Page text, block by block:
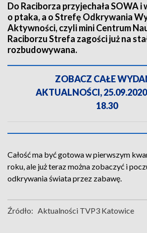
Do Raciborza przyjechała SOWA i
o ptaka, a o Strefę Odkrywania
Aktywności, czyli mini Centrum
Raciborzu Strefa zagości już na
rozbudowywana.
ZOBACZ CAŁE
AKTUALNOŚCI,
18.30
Całość ma być gotowa w pierwszym
roku, ale już teraz można zobaczyć i
odkrywania świata przez zabawę.
Źródło: Aktualności TVP3 Katowice